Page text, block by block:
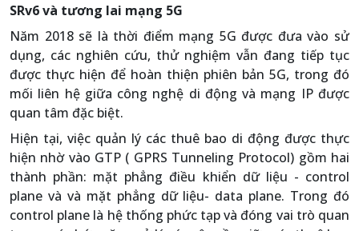
SRv6 và tương lai mạng 5G
Năm 2018 sẽ là thời điểm mạng 5G được đưa vào sử
dụng, các nghiên cứu, thử nghiệm vẫn đang tiếp tục
được thực hiện để hoàn thiện phiên bản 5G, trong đó
mối liên hệ giữa công nghệ di động và mạng IP được
quan tâm đặc biệt.
Hiện tại, việc quản lý các thuê bao di động được thực
hiện nhờ vào GTP ( GPRS Tunneling Protocol) gồm hai
thành phần: mặt phẳng điều khiển dữ liệu - control
plane và và mặt phẳng dữ liệu- data plane. Trong đó
control plane là hệ thống phức tạp và đóng vai trò quan